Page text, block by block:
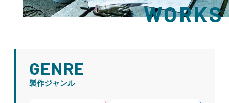
WORKS
GENRE
製作ジャンル